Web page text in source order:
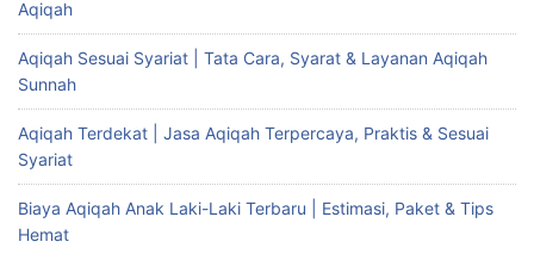
Aqiqah
Aqiqah Sesuai Syariat | Tata Cara, Syarat & Layanan Aqiqah
Sunnah
Aqiqah Terdekat | Jasa Aqiqah Terpercaya, Praktis & Sesuai
Syariat
Biaya Aqiqah Anak Laki-Laki Terbaru | Estimasi, Paket & Tips
Hemat